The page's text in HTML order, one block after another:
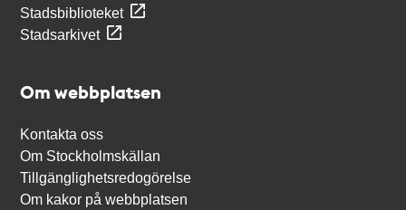
Stadsbiblioteket
Stadsarkivet
Om webbplatsen
Kontakta oss
Om Stockholmskällan
Tillgänglighetsredogörelse
Om kakor på webbplatsen